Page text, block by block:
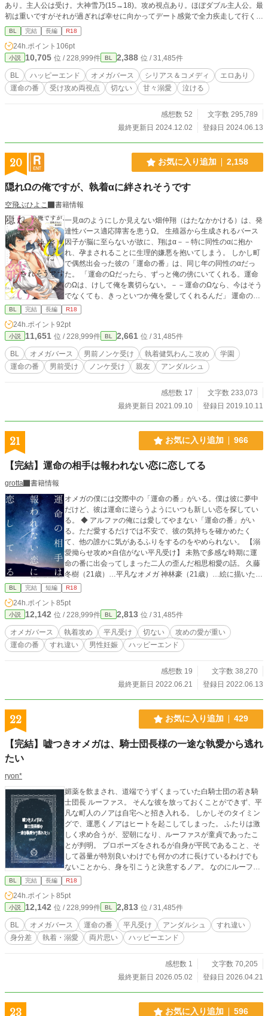
あり。主人公は受け。大神雪乃(15→18)。攻め視点あり。ほぼダブル主人公。最
初は重いですがそれが過ぎれば幸せに向かってデート感覚で全力疾走して行くお
話です。美形(α20)×美形(Ω18)。受け攻め高身長。受けの一人称が僕→俺に変わ
ります。現代に類似した世界。中盤以降からは☆★が乱れ打ち。拙いですが、読
んで頂けたら嬉しいです。(ꈍᴗꈍ) 【警告・AI学習及び無断転載禁止】本作品の
文章、設定、ストーリーのあらゆる生成AI（ChatGPT、Claude、Gemini等）へ
の読み込み、スクレイピング、学習利用、および他サイトへの無断転載・複製行
為を固く禁止します。本作品は2024年06月13日より公開されており、公開日時
のタイムスタンプ（証拠）を保持しています。類似するAI生成物や無断転載を確
た厳格な対応を行います。All rights reserved. No AI training. / Unauthorized rep
roduction and scraping of this work are strictly prohibited.
BL 完結 長編 R18
24h.ポイント 106pt
小説 10,705 位 / 228,999件 BL 2,388 位 / 31,485件
BL ハッピーエンド オメガバース シリアス＆コメディ
エロあり
運命の番
受け攻め両視点 切ない 甘々溺愛 泣ける
感想数 52
文字数 295,789
最終更新日 2024.12.02
登録日 2024.06.13
20 お気に入り追加 2,158
隠れΩの俺ですが、執着αに絆されそうです
空飛ぶひよこ
書籍情報
一見αのようにしか見えない畑仲翔（はたなかかける）は、発
達性バース適応障害を患うΩ。 生殖器から生成されるバース
因子が脳に至らないが故に、翔はα－－特に同性のαに抱か
れ、孕まされることに生理的嫌悪を抱いてしまう。 しかし町
で偶然出会った彼の「運命の番」は、同じ年の同性のαだっ
た。 「運命のΩだったら、ずっと俺の傍にいてくれる。運命
のΩは、けして俺を裏切らない。－－運命のΩなら、今はそう
でなくても、きっといつか俺を愛してくれるんだ」 運命の番
を見つけた母から捨てられたトラウマ故に、自身の運命のΩ
に執着する宮本雄大（みやもとゆうだい）は、翔の顔も名前
も知らないまま、匂いだけを追って、翔が通う全寮制椿山学
園に高等部から入学する。 しかし、椿山学園は「セントラル
ディスタービングシステム」と呼ばれる、バース感知阻害シ
ステムが完備されている学園だった……！ 絶対に運命の番か
ら逃げたいΩと、絶対に運命の番を捕まえたいα。 友人となっ
※「絶対に運命から逃れたいΩと絶対に運命を捕まえたいαの
攻防」を「隠れΩの俺ですが、執着αに絆されそうです」とタ
BL 完結 長編 R18
24h.ポイント 92pt
小説 11,651 位 / 228,999件 BL 2,661 位 / 31,485件
BL オメガバース 男前ノンケ受け 執着健気わんこ攻め
学園
運命の番
男前受け ノンケ受け 親友 アンダルシュ
感想数 17
文字数 233,073
最終更新日 2021.09.10
登録日 2019.10.11
21 お気に入り追加 966
【完結】運命の相手は報われない恋に恋してる
grotta
書籍情報
オメガの僕には交際中の「運命の番」がいる。僕は彼に夢中
だけど、彼は運命に逆らうようにいつも新しい恋を探してい
る。 ◆ アルファの俺には愛してやまない「運命の番」がい
る。ただ愛するだけでは不安で、彼の気持ちを確かめたく
て、他の誰かに気があるふりをするのをやめられない。 【溺
愛拗らせ攻め×自信がない平凡受け】 未熟で多感な時期に運
命の番に出会ってしまった二人の歪んだ相思相愛の話。 久藤
冬樹（21歳）…平凡なオメガ 神林豪（21歳）…絵に描いたよ
うなアルファ（中身はメンヘラ） ※番外編も完結しました。
ゼミの後輩が頑張るおまけのifルートとなります
BL 完結 短編 R18
24h.ポイント 85pt
小説 12,142 位 / 228,999件 BL 2,813 位 / 31,485件
オメガバース 執着攻め 平凡受け 切ない
攻めの愛が重い
運命の番
すれ違い 男性妊娠 ハッピーエンド
感想数 19
文字数 38,270
最終更新日 2022.06.21
登録日 2022.06.13
22 お気に入り追加 429
【完結】嘘つきオメガは、騎士団長様の一途な執愛から逃れ
たい
ryon*
媚薬を飲まされ、道端でうずくまっていた白騎士団の若き騎
士団長 ルーファス。 そんな彼を放っておくことができず、平
凡な町人のノアは自宅へと招き入れる。 しかしそのタイミン
グで、運悪くノアはヒートを起こしてしまった。 ふたりは激
しく求め合うが、翌朝になり、ルーファスが童貞であったこ
とが判明。 プロポーズをされるが自身が平民であること、そ
して器量が特別良いわけでも何かの才に長けているわけでも
ないことから、身を引こうと決意するノア。 なのにルーファ
スは、一歩も引いてくれなくて！？ ＊＊＊ エブリスタで最高
４位を獲得した作品です。 こちらのサイトでも、少しでも多
くの方に楽しんでいただけたら幸いです。 お気に入り登録な
どもして頂けたら、とても嬉しいです。 よろしくお願い致し
ます（⁠ꈍ⁠ᴗ⁠ꈍ）
BL 完結 長編 R18
24h.ポイント 85pt
小説 12,142 位 / 228,999件 BL 2,813 位 / 31,485件
BL オメガバース 運命の番 平凡受け アンダルシュ
すれ違い
身分差
執着・溺愛 両片思い ハッピーエンド
感想数 1
文字数 70,205
最終更新日 2026.05.02
登録日 2026.04.21
23 お気に入り追加 596